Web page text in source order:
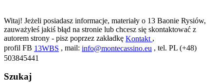
Witaj! Jeżeli posiadasz informacje, materiały o 13 Baonie Rysiów,
zauważyłeś jakiś błąd na stronie lub chcesz się skontaktować z
autorem strony - pisz poprzez zakładkę Kontakt ,
profil FB 13WBS , mail: info@montecassino.eu , tel. PL (+48)
503845441
Szukaj